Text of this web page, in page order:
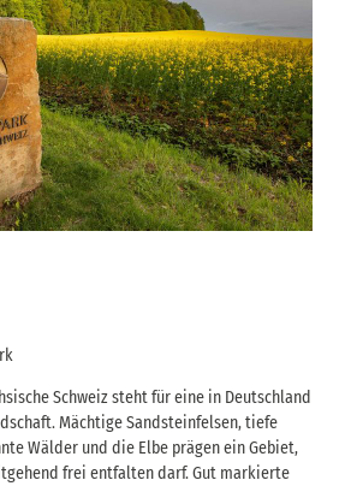
Schweiz steht für eine in Deutschland
Mächtige Sandsteinfelsen, tiefe
Wälder und die Elbe prägen ein Gebiet,
frei entfalten darf. Gut markierte